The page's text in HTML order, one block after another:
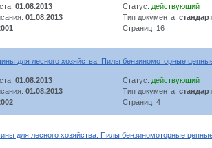
01.08.2013 Статус: действующий
01.08.2013 Тип документа: стандарт
Страниц: 16
для лесного хозяйства. Пилы бензиномоторные
01.08.2013 Статус: действующий
01.08.2013 Тип документа: стандарт
Страниц: 4
для лесного хозяйства. Пилы бензиномоторные